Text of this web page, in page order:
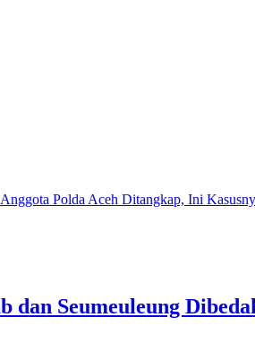
Polda Aceh Ditangkap, Ini
dan Seumeuleung